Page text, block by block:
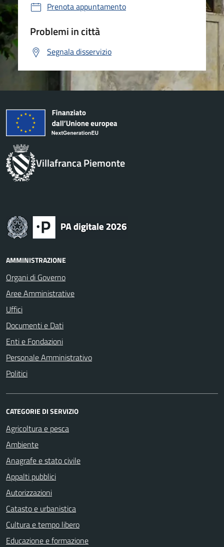
Prenota appuntamento
Problemi in città
Segnala disservizio
Villafranca Piemonte
AMMINISTRAZIONE
Organi di Governo
Aree Amministrative
Uffici
Documenti e Dati
Enti e Fondazioni
Personale Amministrativo
Politici
CATEGORIE DI SERVIZIO
Agricoltura e pesca
Ambiente
Anagrafe e stato civile
Appalti pubblici
Autorizzazioni
Catasto e urbanistica
Cultura e tempo libero
Educazione e formazione